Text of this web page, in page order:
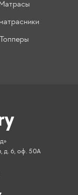
Топперы
д. 6, оф. 50А